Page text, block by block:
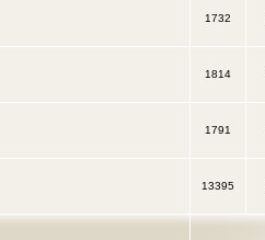
1732
1814
1791
13395